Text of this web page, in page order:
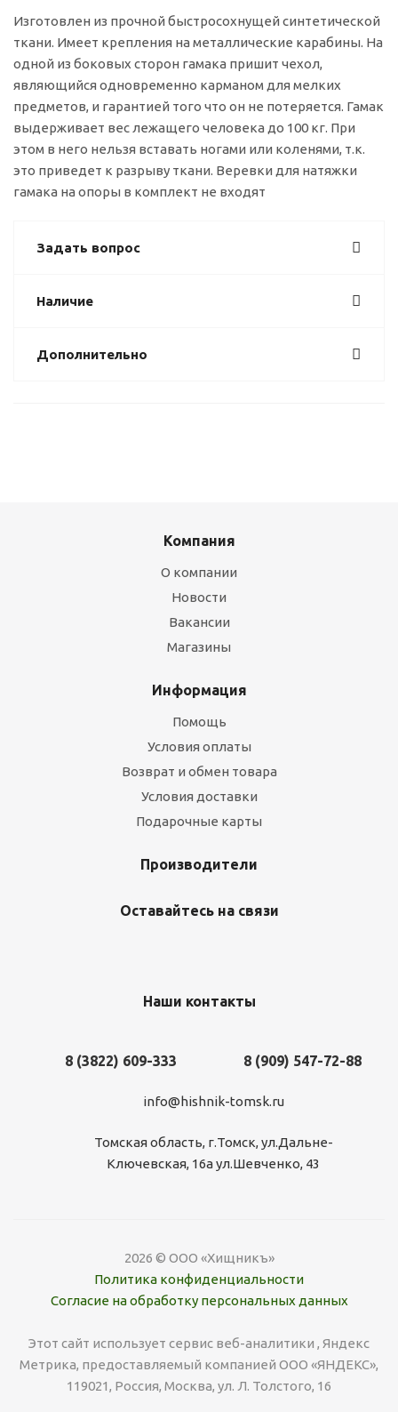
Изготовлен из прочной быстросохнущей синтетической
ткани. Имеет крепления на металлические карабины. На
одной из боковых сторон гамака пришит чехол,
являющийся одновременно карманом для мелких
предметов, и гарантией того что он не потеряется. Гамак
выдерживает вес лежащего человека до 100 кг. При
этом в него нельзя вставать ногами или коленями, т.к.
это приведет к разрыву ткани. Веревки для натяжки
гамака на опоры в комплект не входят
Задать вопрос
Наличие
Дополнительно
Компания
О компании
Новости
Вакансии
Магазины
Информация
Помощь
Условия оплаты
Возврат и обмен товара
Условия доставки
Подарочные карты
Производители
Оставайтесь на связи
Наши контакты
8 (3822) 609-333 8 (909) 547-72-88
info@hishnik-tomsk.ru
Томская область, г.Томск, ул.Дальне-
Ключевская, 16а ул.Шевченко, 43
2026 © ООО «Хищникъ»
Политика конфиденциальности
Согласие на обработку персональных данных
Этот сайт использует сервис веб-аналитики , Яндекс
Метрика, предоставляемый компанией ООО «ЯНДЕКС»,
119021, Россия, Москва, ул. Л. Толстого, 16